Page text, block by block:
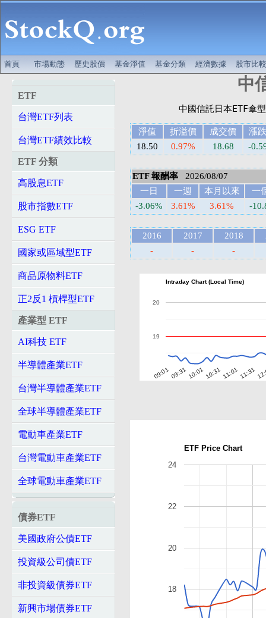
首頁 市場動態 歷史股價 基金淨值 基金分類 經濟數據 股市比較
ETF
台灣ETF列表
台灣ETF績效比較
ETF 分類
高股息ETF
股市指數ETF
ESG ETF
國家或區域型ETF
商品原物料ETF
正2反1 槓桿型ETF
產業型 ETF
AI科技 ETF
半導體產業ETF
台灣半導體產業ETF
全球半導體產業ETF
電動車產業ETF
台灣電動車產業ETF
全球電動車產業ETF
債券ETF
美國政府公債ETF
投資級公司債ETF
非投資級債券ETF
新興市場債券ETF
中
淨值 折溢價 成交價
漲跌
18.50
0.97% 18.68 -
ETF 報酬率 2026/08/07
一日
一週 本月以來
一
-3.06%
3.61% 3.61% -
2016 2017 2018
-
- -
Intraday Chart (Local Time)
09:0109:3110:0110:3111:0111:31
19
20
ETF Price Chart
18
20
22
24